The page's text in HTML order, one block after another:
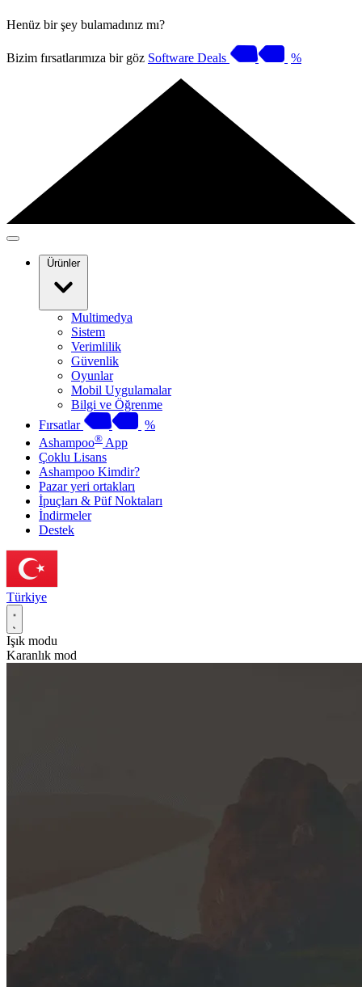
Henüz bir şey bulamadınız mı?
Bizim fırsatlarımıza bir göz Software Deals %
Ürünler
Multimedya
Sistem
Verimlilik
Güvenlik
Oyunlar
Mobil Uygulamalar
Bilgi ve Öğrenme
Fırsatlar
%
Ashampoo® App
Çoklu Lisans
Ashampoo Kimdir?
Pazar yeri ortakları
İpuçları & Püf Noktaları
İndirmeler
Destek
Türkiye
Işık modu
Karanlık mod